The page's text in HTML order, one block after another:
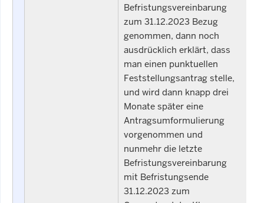
Befristungsvereinbarung
zum 31.12.2023 Bezug
genommen, dann noch
ausdrücklich erklärt, dass
man einen punktuellen
Feststellungsantrag stelle,
und wird dann knapp drei
Monate später eine
Antragsumformulierung
vorgenommen und
nunmehr die letzte
Befristungsvereinbarung
mit Befristungsende
31.12.2023 zum